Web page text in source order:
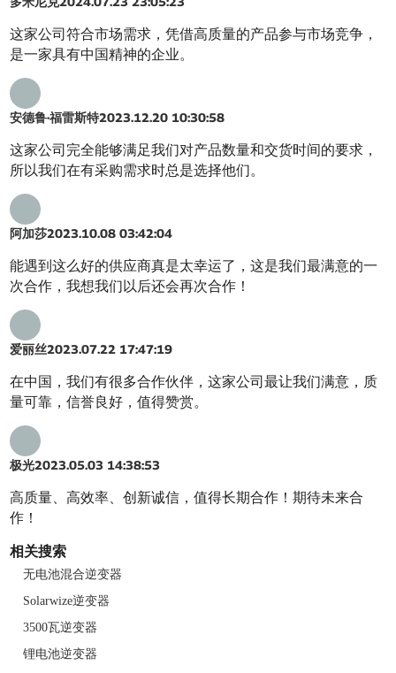
这家公司符合市场需求，凭借高质量的产品参与市场竞争，
是一家具有中国精神的企业。
安德鲁·福雷斯特2023.12.20 10:30:58
这家公司完全能够满足我们对产品数量和交货时间的要求，
所以我们在有采购需求时总是选择他们。
阿加莎2023.10.08 03:42:04
能遇到这么好的供应商真是太幸运了，这是我们最满意的一
次合作，我想我们以后还会再次合作！
爱丽丝2023.07.22 17:47:19
在中国，我们有很多合作伙伴，这家公司最让我们满意，质
量可靠，信誉良好，值得赞赏。
极光2023.05.03 14:38:53
高质量、高效率、创新诚信，值得长期合作！期待未来合
作！
相关搜索
无电池混合逆变器
Solarwize逆变器
3500瓦逆变器
锂电池逆变器